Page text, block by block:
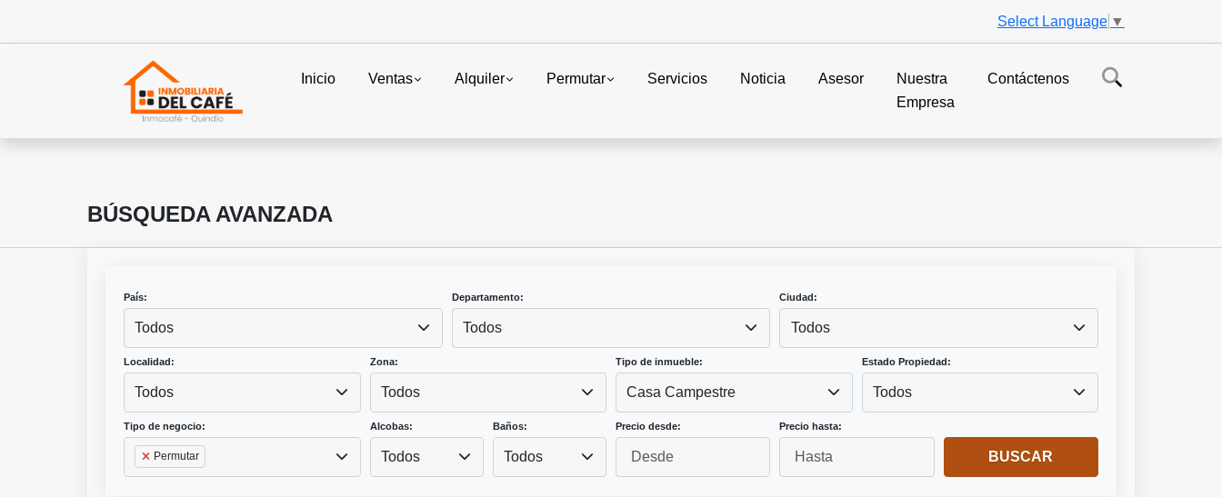
Select Language ▼
Inicio Ventas Alquiler Permutar Servicios Noticia Asesor
Nuestra
Empresa
Contáctenos
BÚSQUEDA AVANZADA
País:
Todos
Departamento:
Todos
Ciudad:
Todos
Localidad:
Todos
Zona:
Todos
Tipo de inmueble:
Casa Campestre
Estado Propiedad:
Todos
Tipo de negocio:
Permutar
Alcobas:
Todos
Baños:
Todos
Precio desde: Precio hasta:
BUSCAR